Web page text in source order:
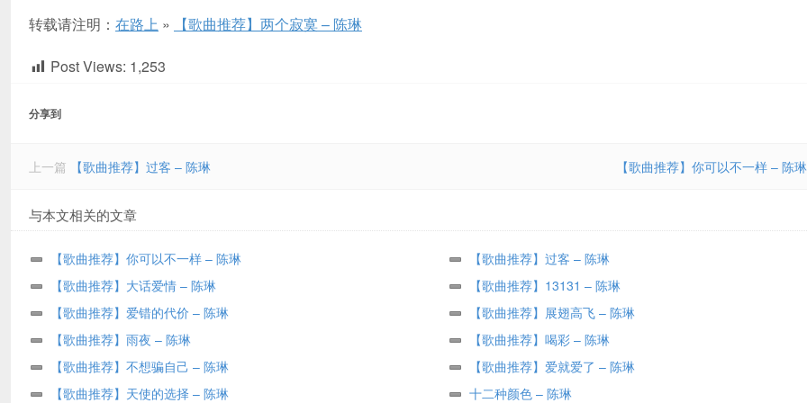
转载请注明： 在路上 » 【歌曲推荐】两个寂寞 – 陈琳
Post Views: 1,253
分享到
上一篇 【歌曲推荐】过客 – 陈琳 【歌曲推荐】你可以不一样 – 陈琳
与本文相关的文章
【歌曲推荐】你可以不一样 – 陈琳
【歌曲推荐】过客 – 陈琳
【歌曲推荐】大话爱情 – 陈琳
【歌曲推荐】13131 – 陈琳
【歌曲推荐】爱错的代价 – 陈琳
【歌曲推荐】展翅高飞 – 陈琳
【歌曲推荐】雨夜 – 陈琳
【歌曲推荐】喝彩 – 陈琳
【歌曲推荐】不想骗自己 – 陈琳
【歌曲推荐】爱就爱了 – 陈琳
【歌曲推荐】天使的选择 – 陈琳
十二种颜色 – 陈琳